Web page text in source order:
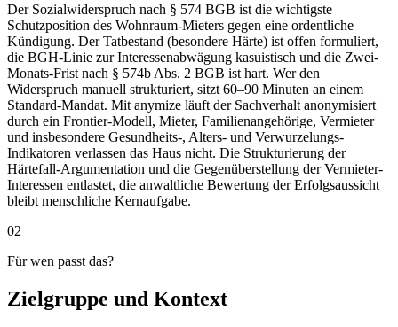
Der Sozialwiderspruch nach § 574 BGB ist die wichtigste
Schutzposition des Wohnraum-Mieters gegen eine ordentliche
Kündigung. Der Tatbestand (besondere Härte) ist offen formuliert,
die BGH-Linie zur Interessenabwägung kasuistisch und die Zwei-
Monats-Frist nach § 574b Abs. 2 BGB ist hart. Wer den
Widerspruch manuell strukturiert, sitzt 60–90 Minuten an einem
Standard-Mandat. Mit anymize läuft der Sachverhalt anonymisiert
durch ein Frontier-Modell, Mieter, Familienangehörige, Vermieter
und insbesondere Gesundheits-, Alters- und Verwurzelungs-
Indikatoren verlassen das Haus nicht. Die Strukturierung der
Härtefall-Argumentation und die Gegenüberstellung der Vermieter-
Interessen entlastet, die anwaltliche Bewertung der Erfolgsaussicht
bleibt menschliche Kernaufgabe.
02
Für wen passt das?
Zielgruppe und Kontext